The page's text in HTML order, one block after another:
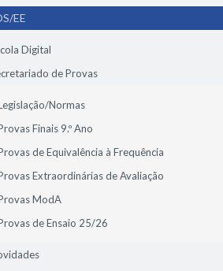
EE
Digital
de Provas
Normas
Finais 9.º Ano
de Equivalência à Frequência
Extraordinárias de Avaliação
ModA
de Ensaio 25/26